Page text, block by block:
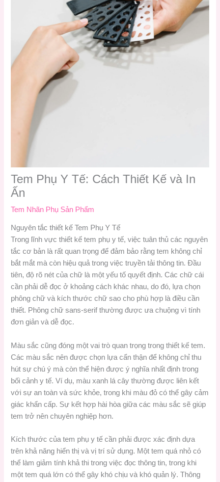
Tem Phụ Y Tế: Cách Thiết Kế và In
Ấn
Tem Nhãn Phụ Sản Phẩm
Nguyên tắc thiết kế Tem Phụ Y Tế
Trong lĩnh vực thiết kế tem phụ y tế, việc tuân thủ các nguyên
tắc cơ bản là rất quan trọng để đảm bảo rằng tem không chỉ
bắt mắt mà còn hiệu quả trong việc truyền tải thông tin. Đầu
tiên, độ rõ nét của chữ là một yếu tố quyết định. Các chữ cái
cần phải dễ đọc ở khoảng cách khác nhau, do đó, lựa chọn
phông chữ và kích thước chữ sao cho phù hợp là điều cần
thiết. Phông chữ sans-serif thường được ưa chuộng vì tính
đơn giản và dễ đọc.
Màu sắc cũng đóng một vai trò quan trọng trong thiết kế tem.
Các màu sắc nên được chọn lựa cẩn thận để không chỉ thu
hút sự chú ý mà còn thể hiện được ý nghĩa nhất định trong
bối cảnh y tế. Ví dụ, màu xanh lá cây thường được liên kết
với sự an toàn và sức khỏe, trong khi màu đỏ có thể gây cảm
giác khẩn cấp. Sự kết hợp hài hòa giữa các màu sắc sẽ giúp
tem trở nên chuyên nghiệp hơn.
Kích thước của tem phụ y tế cần phải được xác định dựa
trên khả năng hiển thị và vị trí sử dụng. Một tem quá nhỏ có
thể làm giảm tính khả thi trong việc đọc thông tin, trong khi
một tem quá lớn có thể gây khó chịu và khó quản lý. Thông